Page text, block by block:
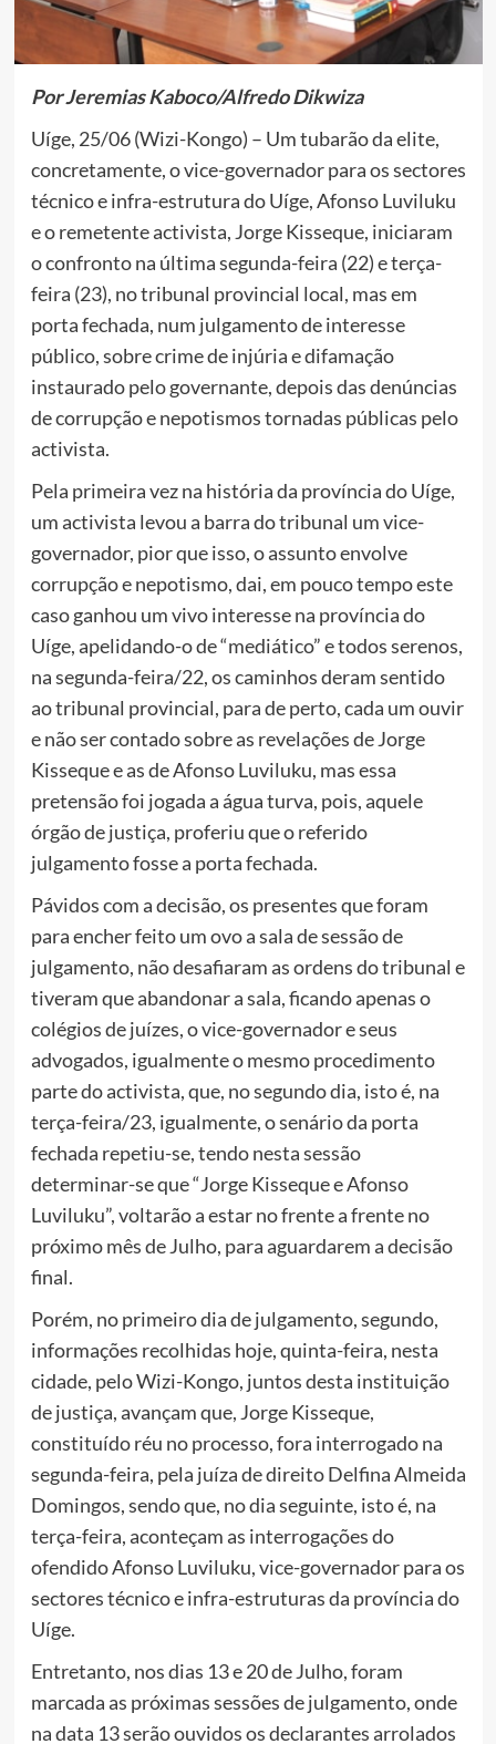
Por Jeremias Kaboco/Alfredo Dikwiza
Uíge, 25/06 (Wizi-Kongo) – Um tubarão da elite,
concretamente, o vice-governador para os sectores
técnico e infra-estrutura do Uíge, Afonso Luviluku
e o remetente activista, Jorge Kisseque, iniciaram
o confronto na última segunda-feira (22) e terça-
feira (23), no tribunal provincial local, mas em
porta fechada, num julgamento de interesse
público, sobre crime de injúria e difamação
instaurado pelo governante, depois das denúncias
de corrupção e nepotismos tornadas públicas pelo
activista.
Pela primeira vez na história da província do Uíge,
um activista levou a barra do tribunal um vice-
governador, pior que isso, o assunto envolve
corrupção e nepotismo, dai, em pouco tempo este
caso ganhou um vivo interesse na província do
Uíge, apelidando-o de “mediático” e todos serenos,
na segunda-feira/22, os caminhos deram sentido
ao tribunal provincial, para de perto, cada um ouvir
e não ser contado sobre as revelações de Jorge
Kisseque e as de Afonso Luviluku, mas essa
pretensão foi jogada a água turva, pois, aquele
órgão de justiça, proferiu que o referido
julgamento fosse a porta fechada.
Pávidos com a decisão, os presentes que foram
para encher feito um ovo a sala de sessão de
julgamento, não desafiaram as ordens do tribunal e
tiveram que abandonar a sala, ficando apenas o
colégios de juízes, o vice-governador e seus
advogados, igualmente o mesmo procedimento
parte do activista, que, no segundo dia, isto é, na
terça-feira/23, igualmente, o senário da porta
fechada repetiu-se, tendo nesta sessão
determinar-se que “Jorge Kisseque e Afonso
Luviluku”, voltarão a estar no frente a frente no
próximo mês de Julho, para aguardarem a decisão
final.
Porém, no primeiro dia de julgamento, segundo,
informações recolhidas hoje, quinta-feira, nesta
cidade, pelo Wizi-Kongo, juntos desta instituição
de justiça, avançam que, Jorge Kisseque,
constituído réu no processo, fora interrogado na
segunda-feira, pela juíza de direito Delfina Almeida
Domingos, sendo que, no dia seguinte, isto é, na
terça-feira, aconteçam as interrogações do
ofendido Afonso Luviluku, vice-governador para os
sectores técnico e infra-estruturas da província do
Uíge.
Entretanto, nos dias 13 e 20 de Julho, foram
marcada as próximas sessões de julgamento, onde
na data 13 serão ouvidos os declarantes arrolados